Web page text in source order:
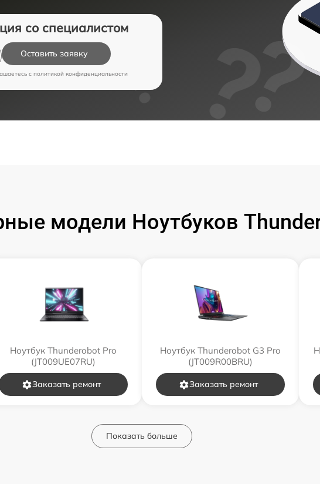
со специалистом
Оставить заявку
c политикой конфиденциальности
модели Ноутбуков
Ноутбук Thunderobot Pro
(JT009UE07RU)
Заказать ремонт
Ноутбук Thunderobot G3 Pro
(JT009R00BRU)
Заказать ремонт
Показать больше